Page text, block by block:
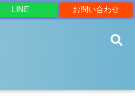
お問い合わせ
LINE